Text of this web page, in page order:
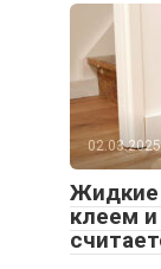
02.03.2025
Жидкие
клеем и